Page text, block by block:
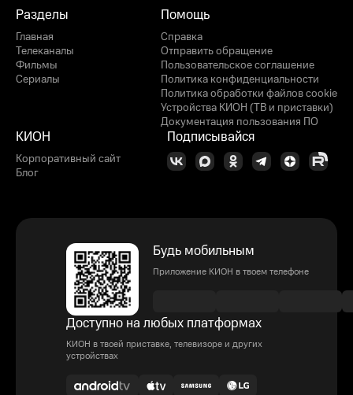
Разделы
Главная
Телеканалы
Фильмы
Сериалы
Помощь
Справка
Отправить обращение
Пользовательское соглашение
Политика конфиденциальности
Политика обработки файлов cookie
Устройства КИОН (ТВ и приставки)
Документация пользования ПО
КИОН
Корпоративный сайт
Блог
Подписывайся
Будь мобильным
Приложение КИОН в твоем телефоне
Доступно на любых платформах
КИОН в твоей приставке, телевизоре и других
устройствах